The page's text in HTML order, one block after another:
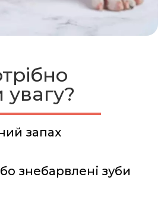
увагу?
запах
знебарвлені зуби